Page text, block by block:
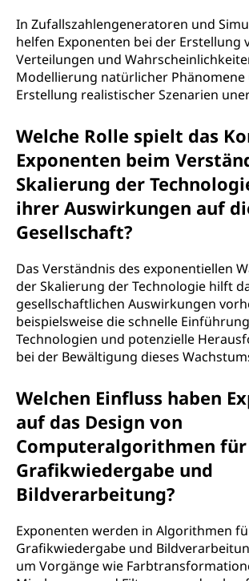
In Zufallszahlengeneratoren und
helfen Exponenten bei der Erstellung
Verteilungen und
Modellierung natürlicher Phänomene
Erstellung realistischer Szenarien
Welche Rolle spielt das
Exponenten beim
Skalierung der
ihrer Auswirkungen auf
Gesellschaft?
Das Verständnis des exponentiellen
der Skalierung der Technologie hilft
gesellschaftlichen Auswirkungen
beispielsweise die schnelle
Technologien und potenzielle
bei der Bewältigung dieses
Welchen Einfluss haben
auf das Design von
Computeralgorithmen
Grafikwiedergabe und
Bildverarbeitung?
Exponenten werden in Algorithmen
Grafikwiedergabe und
um Vorgänge wie